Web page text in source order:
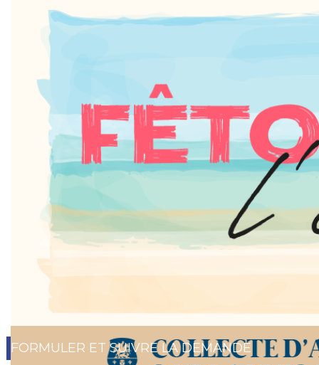
Du 10 juillet au 29 août 2026
FORMULER ET SUIVRE LA DEMANDE